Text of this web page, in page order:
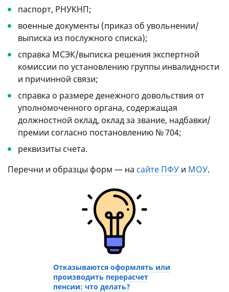
паспорт, РНУКНП;
военные документы (приказ об увольнении/
выписка из послужного списка);
справка МСЭК/выписка решения экспертной
комиссии по установлению группы инвалидности
и причинной связи;
справка о размере денежного довольствия от
уполномоченного органа, содержащая
должностной оклад, оклад за звание, надбавки/
премии согласно постановлению № 704;
реквизиты счета.
Перечни и образцы форм — на сайте ПФУ и МОУ.
Отказываются оформлять или
производить перерасчет
пенсии: что делать?